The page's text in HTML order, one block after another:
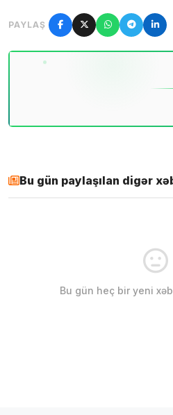
PAYLAŞ
Bu gün paylaşılan digər
Bu gün heç bir yeni